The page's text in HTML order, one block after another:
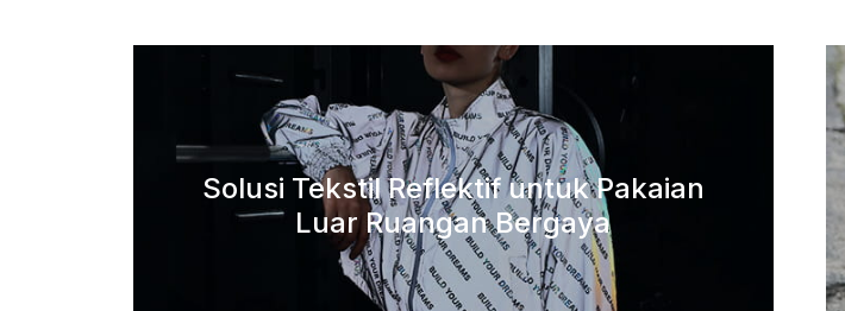
Solusi Tekstil Reflektif untuk Pakaian
Luar Ruangan Bergaya